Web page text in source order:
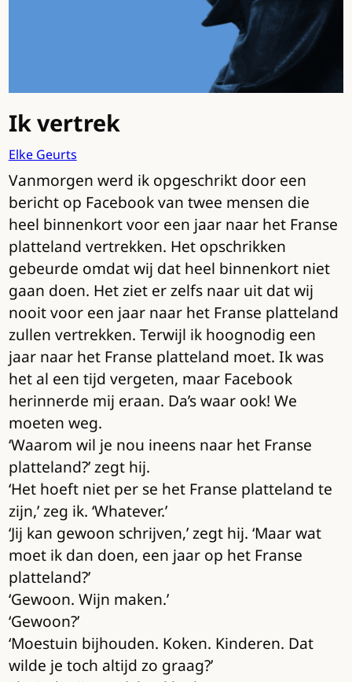
Ik vertrek
Elke Geurts
Vanmorgen werd ik opgeschrikt door een
bericht op Facebook van twee mensen die
heel binnenkort voor een jaar naar het Franse
platteland vertrekken. Het opschrikken
gebeurde omdat wij dat heel binnenkort niet
gaan doen. Het ziet er zelfs naar uit dat wij
nooit voor een jaar naar het Franse platteland
zullen vertrekken. Terwijl ik hoognodig een
jaar naar het Franse platteland moet. Ik was
het al een tijd vergeten, maar Facebook
herinnerde mij eraan. Da’s waar ook! We
moeten weg.
‘Waarom wil je nou ineens naar het Franse
platteland?’ zegt hij.
‘Het hoeft niet per se het Franse platteland te
zijn,’ zeg ik. ‘Whatever.’
‘Jij kan gewoon schrijven,’ zegt hij. ‘Maar wat
moet ik dan doen, een jaar op het Franse
platteland?’
‘Gewoon. Wijn maken.’
‘Gewoon?’
‘Moestuin bijhouden. Koken. Kinderen. Dat
wilde je toch altijd zo graag?’